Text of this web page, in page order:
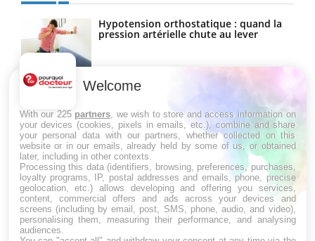
Hypotension orthostatique : quand la
pression artérielle chute au lever
Drépanocytose : une déformation des
globules rouges aux conséquences
Maladie de Charcot (Sclérose latérale
amyotrophique)
Welcome
With our 225 partners , we wish to store and access information on
your devices (cookies, pixels in emails, etc.), combine and share
your personal data with our partners, whether collected on this
website or in our emails, already held by some of us, or obtained
later, including in other contexts.
Processing this data (identifiers, browsing, preferences, purchases,
loyalty programs, IP, postal addresses and emails, phone, precise
geolocation, etc.) allows developing and offering you services,
content, commercial offers and ads across your devices and
screens (including by email, post, SMS, phone, audio, and video),
personalising them, measuring their performance, and analysing
audiences.